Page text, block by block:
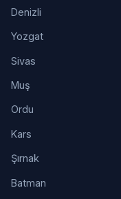
Denizli
Yozgat
Sivas
Muş
Ordu
Kars
Şırnak
Batman